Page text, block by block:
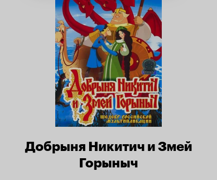
Добрыня Никитич и Змей
Горыныч